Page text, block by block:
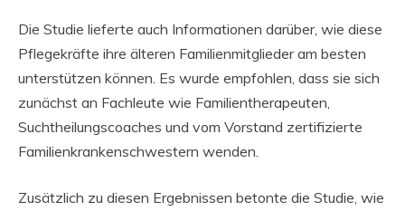
Die Studie lieferte auch Informationen darüber, wie diese
Pflegekräfte ihre älteren Familienmitglieder am besten
unterstützen können. Es wurde empfohlen, dass sie sich
zunächst an Fachleute wie Familientherapeuten,
Suchtheilungscoaches und vom Vorstand zertifizierte
Familienkrankenschwestern wenden.
Zusätzlich zu diesen Ergebnissen betonte die Studie, wie